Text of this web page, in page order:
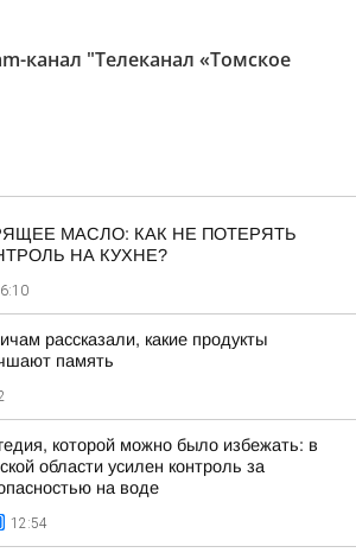
канал "Телеканал «Томское
МАСЛО: КАК НЕ ПОТЕРЯТЬ
НА КУХНЕ?
рассказали, какие продукты
память
которой можно было избежать: в
области усилен контроль за
на воде
12:54